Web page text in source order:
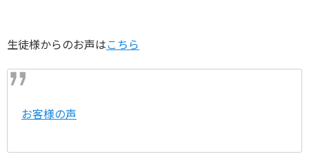
生徒様からのお声はこちら
お客様の声